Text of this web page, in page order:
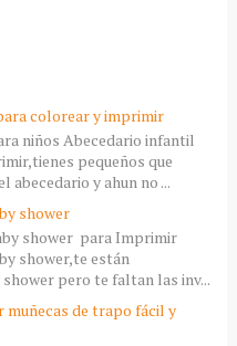
colorear y imprimir
niños Abecedario infantil
pequeños que
abecedario y ahun no ...
shower
shower para Imprimir
shower,te están
pero te faltan las inv...
muñecas de trapo fácil y